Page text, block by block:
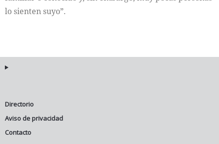
lo sienten suyo”.
Directorio
Aviso de privacidad
Contacto